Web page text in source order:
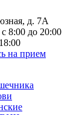
д. 7А
8:00 до 20:00
на прием